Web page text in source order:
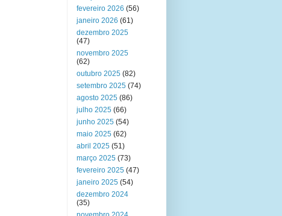
fevereiro 2026 (56)
janeiro 2026 (61)
dezembro 2025
(47)
novembro 2025
(62)
outubro 2025 (82)
setembro 2025 (74)
agosto 2025 (86)
julho 2025 (66)
junho 2025 (54)
maio 2025 (62)
abril 2025 (51)
março 2025 (73)
fevereiro 2025 (47)
janeiro 2025 (54)
dezembro 2024
(35)